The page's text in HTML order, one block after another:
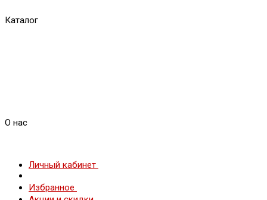
Каталог
О нас
Личный кабинет
Избранное